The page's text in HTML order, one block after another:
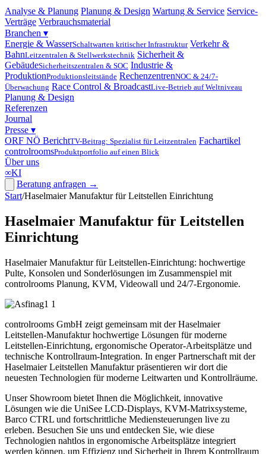
Analyse & Planung Planung & Design Wartung & Service Service-
Verträge Verbrauchsmaterial
Branchen ▾
Energie & WasserSchaltwarten kritischer Infrastruktur Verkehr &
BahnLeitzentralen & Stellwerkstechnik Sicherheit &
GebäudeSicherheitszentralen & SOC Industrie &
ProduktionProduktionsleitstände RechenzentrenNOC & 24/7-
Überwachung Race Control & BroadcastLive-Betrieb auf Weltniveau
Planung & Design
Referenzen
Journal
Presse ▾
ORF NÖ BerichtTV-Beitrag: Spezialist für Leitzentralen Fachartikel
controlroomsProduktportfolio auf einen Blick
Über uns
∞KI
Beratung anfragen →
Start/Haselmaier Manufaktur für Leitstellen Einrichtung
Haselmaier Manufaktur für Leitstellen
Einrichtung
Haselmaier Manufaktur für Leitstellen-Einrichtung: hochwertige
Pulte, Konsolen und Sonderlösungen im Zusammenspiel mit
controlrooms Planung, KVM, Videowall und 24/7-Ergonomie.
controlrooms GmbH zeigt gemeinsam mit der Haselmaier
Leitstellen-Manufaktur hochwertige Lösungen für moderne
Leitstellen-Einrichtung, ergonomische Operator-Arbeitsplätze und
technische Kontrollraum-Integration. In enger Partnerschaft mit der
Haselmaier Leitstellen Manufaktur präsentieren wir dort die
neuesten Technologien für moderne Leitwarten und Kontrollräume.
Unser Showroom bietet Ihnen die Möglichkeit, innovative
Lösungen wie die UniSee LCD-Displays, KVM-Matrixsysteme,
Barco CTRL und fortschrittliche Mediensteuerungen live zu
erleben. Besuchen Sie uns und entdecken Sie, wie diese
Technologien nahtlos in ergonomische Arbeitsplätze integriert
werden können, um Effizienz und Sicherheit in Ihrem Kontrollraum